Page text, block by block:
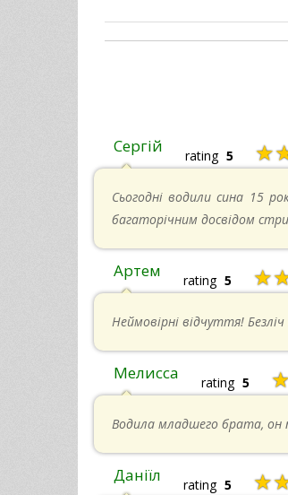
Сергій rating 5
Сьогодні водили сина 15
багаторічним досвідом
Артем rating 5
Неймовірні відчуття!
Мелисса rating 5
Водила младшего брата, он
Даніїл rating 5